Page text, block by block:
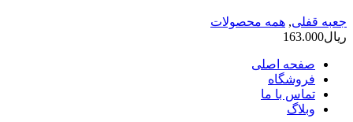
جعبه قفلی, همه محصولات
ریال163.000
صفحه اصلی
فروشگاه
تماس با ما
وبلاگ